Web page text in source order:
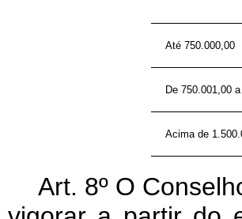
Até 750.000,00
De 750.001,00
Acima de
Art. 8º O